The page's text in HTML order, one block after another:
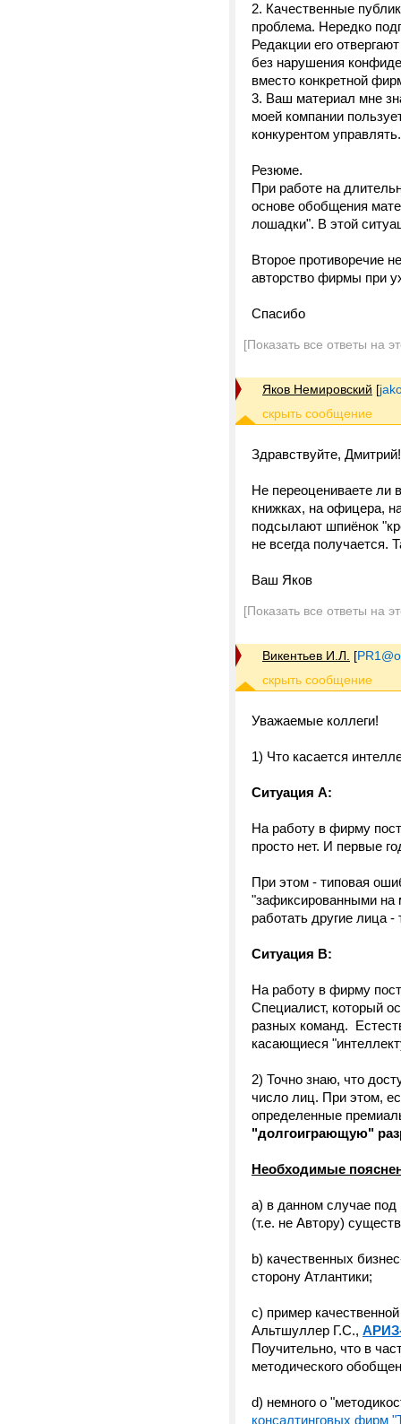
2. Качественные
проблема. Нередко
Редакции его
без нарушения
вместо конкретной
3. Ваш материал мне
моей компании
конкурентом управлять.
Резюме.
При работе на
основе обобщения
лошадки". В этой
Второе противоречие
авторство фирмы при
Спасибо
[Показать все ответы на
Яков Немировский [
Здравствуйте, Дмитрий!
Не переоцениваете ли
книжках, на офицера,
подсылают шпиёнок
не всегда получается.
Ваш Яков
[Показать все ответы на
Викентьев И.Л. [
Уважаемые коллеги!
1) Что касается
Ситуация А:
На работу в фирму
просто нет. И первые
При этом - типовая
"зафиксированными на
работать другие лица -
Ситуация В:
На работу в фирму
Специалист, который
разных команд.
касающиеся
2) Точно знаю, что
число лиц. При этом,
определенные
"долгоиграющую"
Необходимые
а) в данном случае под
(т.е. не Автору)
b) качественных
сторону Атлантики;
c) пример
Альтшуллер Г.С.,
Поучительно, что в
методического
d) немного о
консалтинговых